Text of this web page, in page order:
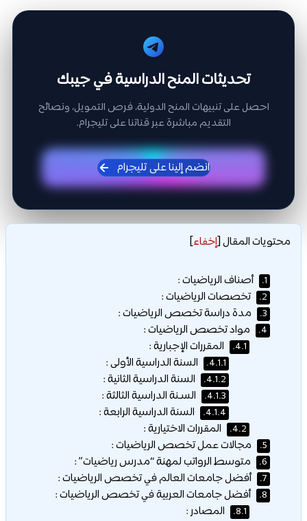
تحديثات المنح الدراسية في جيبك
احصل على تنبيهات المنح الدولية، فرص التمويل، ونصائح
التقديم مباشرة عبر قناتنا على تليجرام.
انضم إلينا على تليجرام
محتويات المقال[إخفاء]
1. أصناف الرياضيات :
2. تخصصات الرياضيات :
3. مدة دراسة تخصص الرياضيات :
4. مواد تخصص الرياضيات :
4.1. المقررات الإجبارية :
4.1.1. السنة الدراسية الأولى :
4.1.2. السنة الدراسية الثانية :
4.1.3. السـنة الدراسية الثالثة :
4.1.4. السنة الدراسية الرابعة :
4.2. المقررات الاختيارية :
5. مجالات عمل تخصص الرياضيات :
6. متوسط الرواتب لمهنة “مدرس رياضيات” :
7. أفضل جامعات العالم في تخصص الرياضيات :
8. أفضل جامعات العربية في تخصص الرياضيات :
8.1. المصادر :